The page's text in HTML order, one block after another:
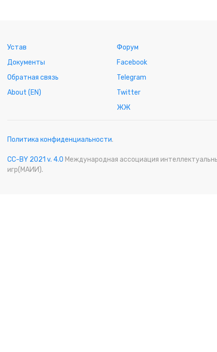
Устав
Документы
Обратная связь
About (EN)
Форум
Facebook
Telegram
Twitter
ЖЖ
Политика конфиденциальности.
CC-BY 2021 v. 4.0 Международная ассоциация
игр(МАИИ).